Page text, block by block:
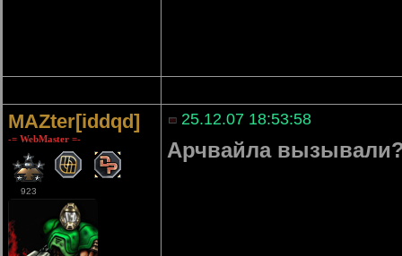
MAZter[iddqd]
-= WebMaster =-
923
25.12.07 18:53:58
Арчвайла